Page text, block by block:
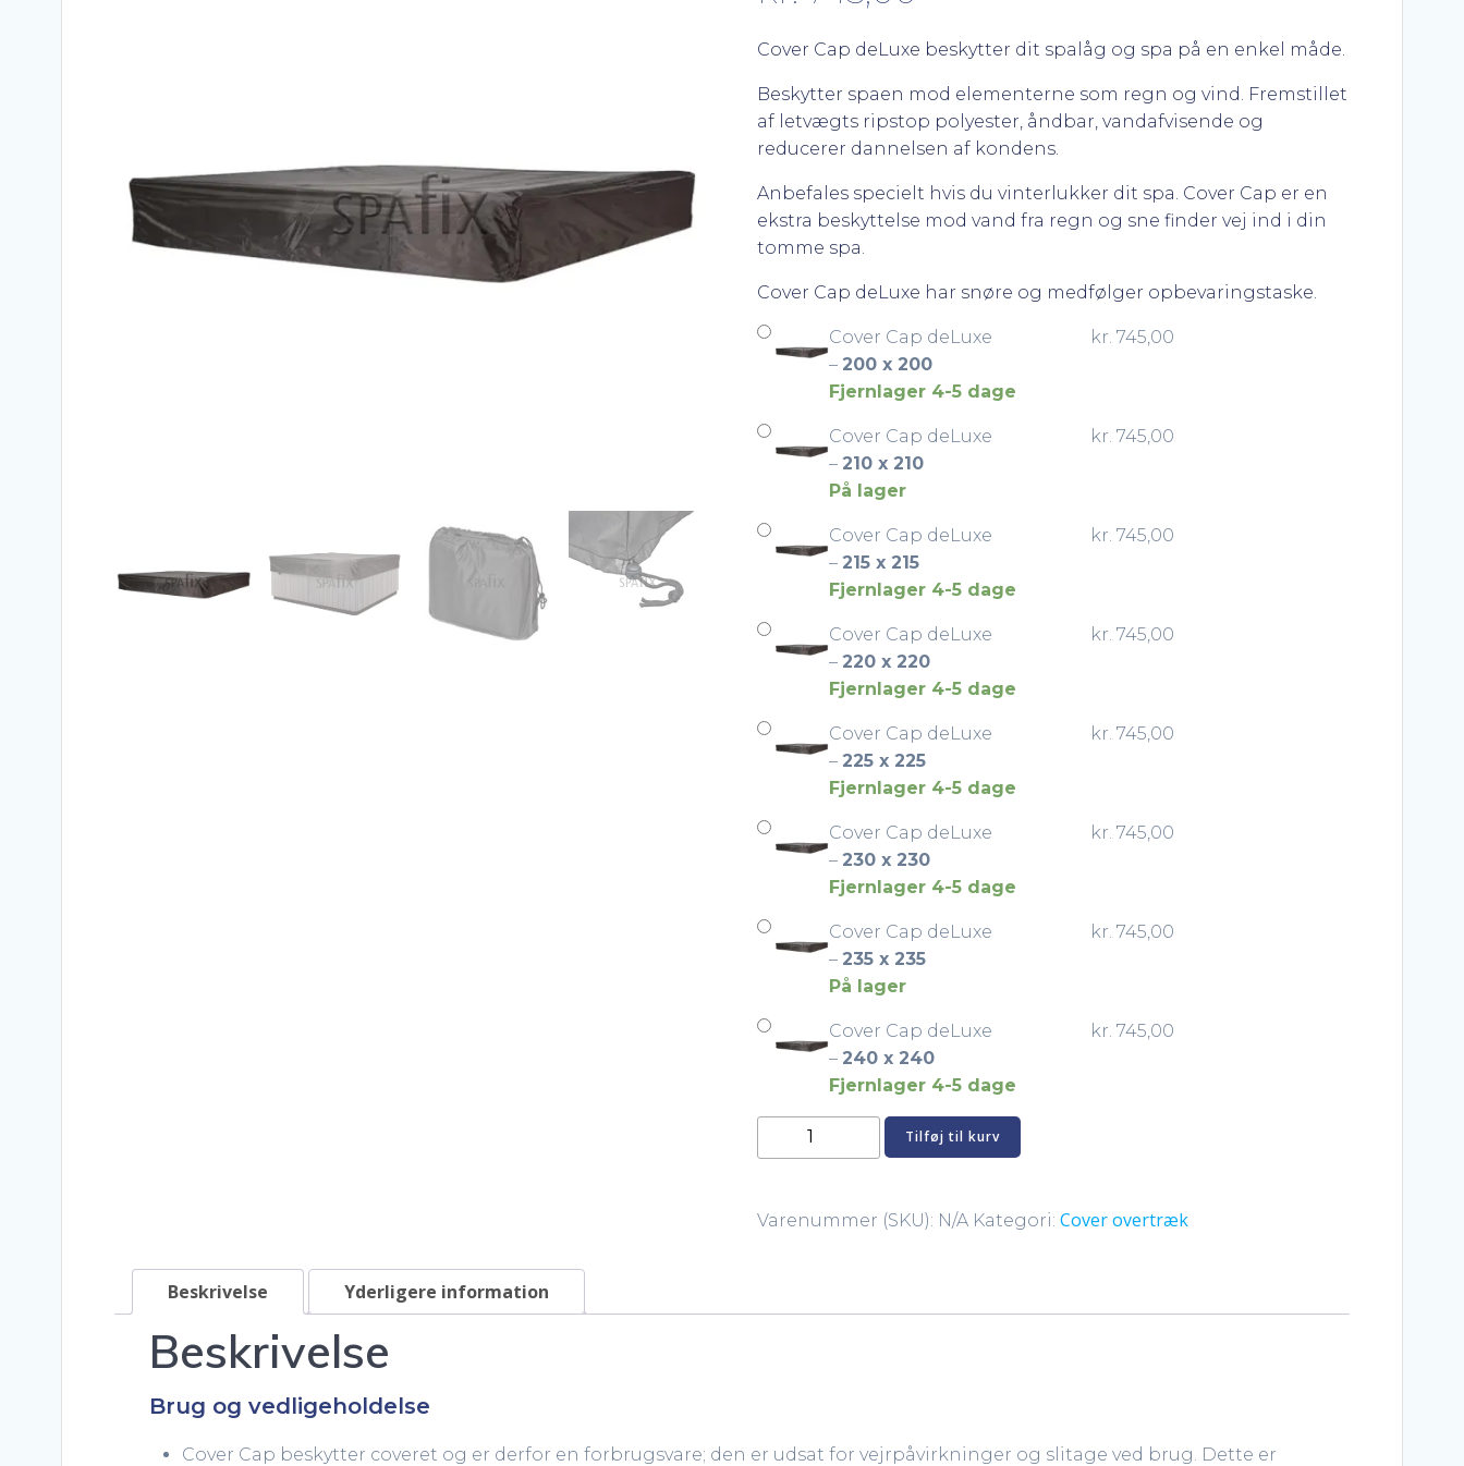
Cover Cap deLuxe beskytter dit spalåg og spa på en enkel måde.
Beskytter spaen mod elementerne som regn og vind. Fremstillet
af letvægts ripstop polyester, åndbar, vandafvisende og
reducerer dannelsen af ​​kondens.
Anbefales specielt hvis du vinterlukker dit spa. Cover Cap er en
ekstra beskyttelse mod vand fra regn og sne finder vej ind i din
tomme spa.
Cover Cap deLuxe har snøre og medfølger opbevaringstaske.
Cover Cap deLuxe
– 200 x 200
kr. 745,00
Fjernlager 4-5 dage
Cover Cap deLuxe
– 210 x 210
kr. 745,00
På lager
Cover Cap deLuxe
– 215 x 215
kr. 745,00
Fjernlager 4-5 dage
Cover Cap deLuxe
– 220 x 220
kr. 745,00
Fjernlager 4-5 dage
Cover Cap deLuxe
– 225 x 225
kr. 745,00
Fjernlager 4-5 dage
Cover Cap deLuxe
– 230 x 230
kr. 745,00
Fjernlager 4-5 dage
Cover Cap deLuxe
– 235 x 235
kr. 745,00
På lager
Cover Cap deLuxe
– 240 x 240
kr. 745,00
Fjernlager 4-5 dage
Cover
Cap
antal
Tilføj til kurv
Varenummer (SKU): N/A Kategori: Cover overtræk
Beskrivelse Yderligere information
Beskrivelse
Brug og vedligeholdelse
Cover Cap beskytter coveret og er derfor en forbrugsvare; den er udsat for vejrpåvirkninger og slitage ved brug. Dette er